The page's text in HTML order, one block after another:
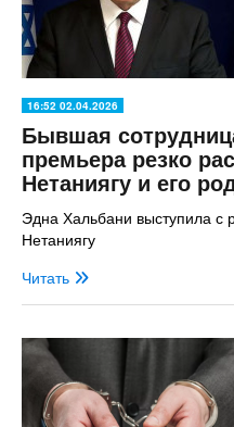
16:52 02.04.2026
Бывшая
премьера резко
Нетаниягу и его
Эдна Хальбани выступила с
Нетаниягу
Читать